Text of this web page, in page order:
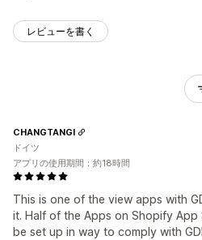
レビューを書く
This is one of the view apps with
it. Half of the Apps on Shopify
be set up in way to comply with
CHANGTANGI
ドイツ
アプリの使用期間：約18時間